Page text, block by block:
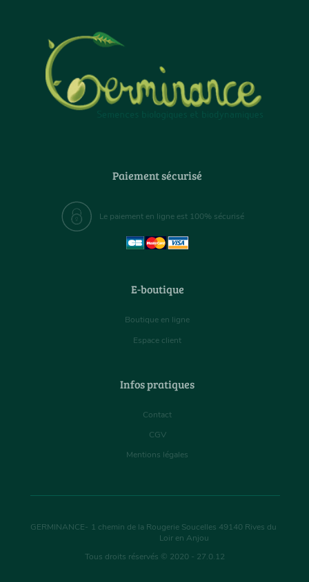
Paiement sécurisé
Le paiement en ligne est 100% sécurisé
E-boutique
Boutique en ligne
Espace client
Infos pratiques
Contact
CGV
Mentions légales
GERMINANCE- 1 chemin de la Rougerie Soucelles 49140 Rives du
Loir en Anjou
Tous droits réservés © 2020 - 27.0.12